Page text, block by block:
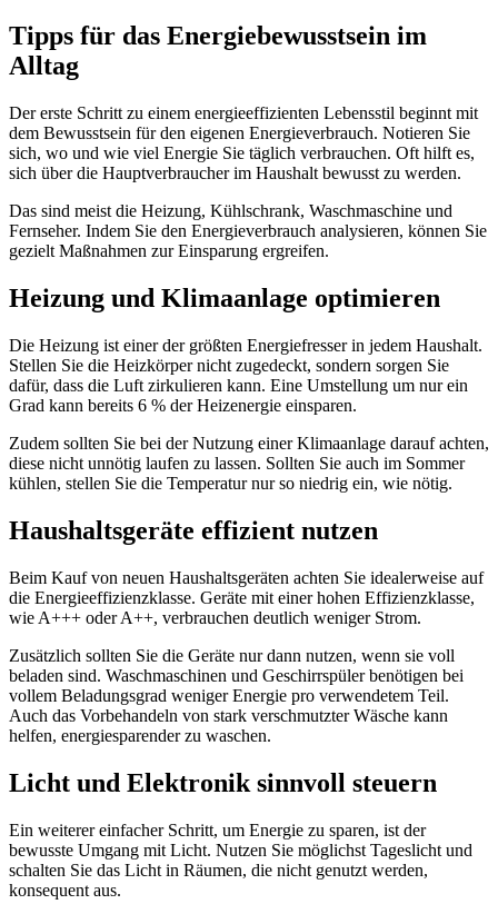
Tipps für das Energiebewusstsein im
Alltag
Der erste Schritt zu einem energieeffizienten Lebensstil beginnt mit
dem Bewusstsein für den eigenen Energieverbrauch. Notieren Sie
sich, wo und wie viel Energie Sie täglich verbrauchen. Oft hilft es,
sich über die Hauptverbraucher im Haushalt bewusst zu werden.
Das sind meist die Heizung, Kühlschrank, Waschmaschine und
Fernseher. Indem Sie den Energieverbrauch analysieren, können Sie
gezielt Maßnahmen zur Einsparung ergreifen.
Heizung und Klimaanlage optimieren
Die Heizung ist einer der größten Energiefresser in jedem Haushalt.
Stellen Sie die Heizkörper nicht zugedeckt, sondern sorgen Sie
dafür, dass die Luft zirkulieren kann. Eine Umstellung um nur ein
Grad kann bereits 6 % der Heizenergie einsparen.
Zudem sollten Sie bei der Nutzung einer Klimaanlage darauf achten,
diese nicht unnötig laufen zu lassen. Sollten Sie auch im Sommer
kühlen, stellen Sie die Temperatur nur so niedrig ein, wie nötig.
Haushaltsgeräte effizient nutzen
Beim Kauf von neuen Haushaltsgeräten achten Sie idealerweise auf
die Energieeffizienzklasse. Geräte mit einer hohen Effizienzklasse,
wie A+++ oder A++, verbrauchen deutlich weniger Strom.
Zusätzlich sollten Sie die Geräte nur dann nutzen, wenn sie voll
beladen sind. Waschmaschinen und Geschirrspüler benötigen bei
vollem Beladungsgrad weniger Energie pro verwendetem Teil.
Auch das Vorbehandeln von stark verschmutzter Wäsche kann
helfen, energiesparender zu waschen.
Licht und Elektronik sinnvoll steuern
Ein weiterer einfacher Schritt, um Energie zu sparen, ist der
bewusste Umgang mit Licht. Nutzen Sie möglichst Tageslicht und
schalten Sie das Licht in Räumen, die nicht genutzt werden,
konsequent aus.